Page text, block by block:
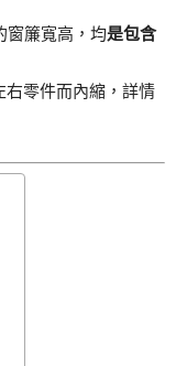
窗簾寬高，均是包含
零件而內縮，詳情